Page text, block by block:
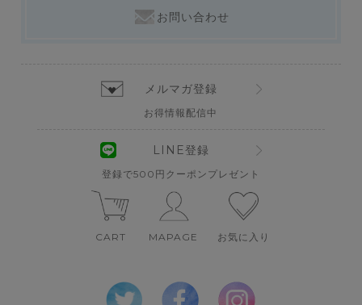
お問い合わせ
メルマガ登録
お得情報配信中
LINE登録
登録で500円クーポンプレゼント
CART MAPAGE お気に入り